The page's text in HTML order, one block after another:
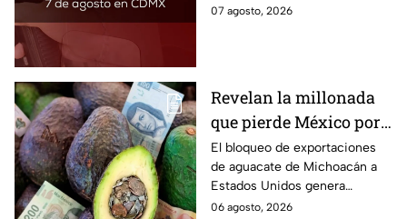
encontrarla más barata este
07 agosto, 2026
Revelan la millonada
que pierde México por
el bloqueo de Estados
Unidos al aguate de
Michoacán
El bloqueo de exportaciones
de aguacate de Michoacán a
Estados Unidos genera
pérdidas millonarias.
06 agosto, 2026